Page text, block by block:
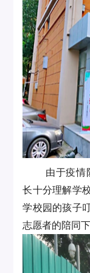
由于疫情
长十分理解学
学校园的孩子
志愿者的陪同